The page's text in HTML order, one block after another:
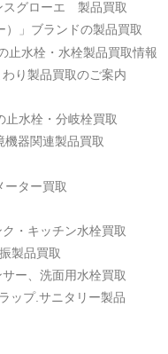
スグローエ 製品買取
」ブランドの製品買取
止水栓・水栓製品買取情報
り製品買取のご案内
止水栓・分岐栓買取
器関連製品買取
ーター買取
・キッチン水栓買取
製品買取
ー、洗面用水栓買取
ップ.サニタリー製品